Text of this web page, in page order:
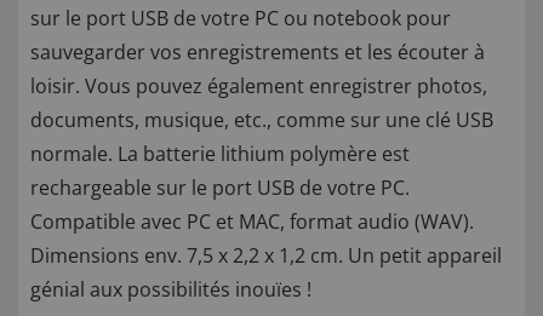
sur le port USB de votre PC ou notebook pour
sauvegarder vos enregistrements et les écouter à
loisir. Vous pouvez également enregistrer photos,
documents, musique, etc., comme sur une clé USB
normale. La batterie lithium polymère est
rechargeable sur le port USB de votre PC.
Compatible avec PC et MAC, format audio (WAV).
Dimensions env. 7,5 x 2,2 x 1,2 cm. Un petit appareil
génial aux possibilités inouïes !